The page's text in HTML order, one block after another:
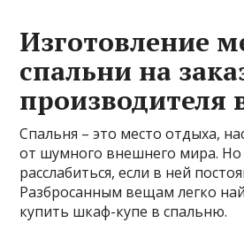
Изготовление
спальни на
производителя
Спальня – это место отдыха,
от шумного внешнего мира.
расслабиться, если в ней
Разбросанным вещам легко
купить шкаф-купе в спальню.